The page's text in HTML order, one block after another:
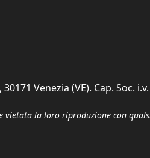
Venezia (VE). Cap. Soc.
la loro riproduzione con